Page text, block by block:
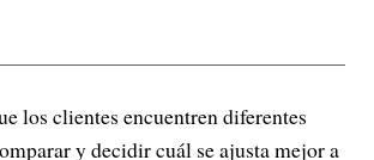
los clientes encuentren diferentes
y decidir cuál se ajusta mejor a